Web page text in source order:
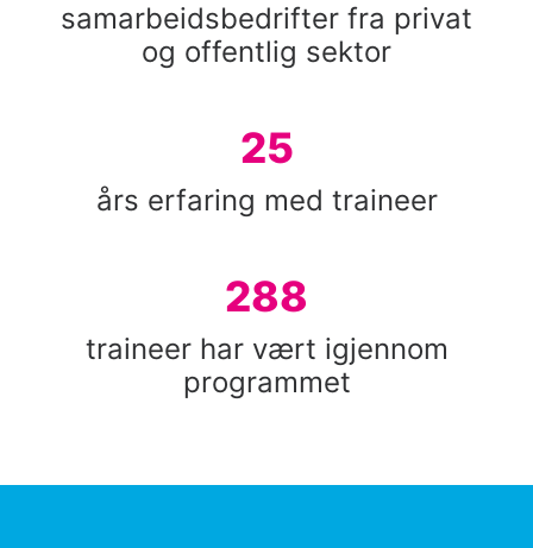
samarbeidsbedrifter fra privat
og offentlig sektor
25
års erfaring med traineer
288
traineer har vært igjennom
programmet